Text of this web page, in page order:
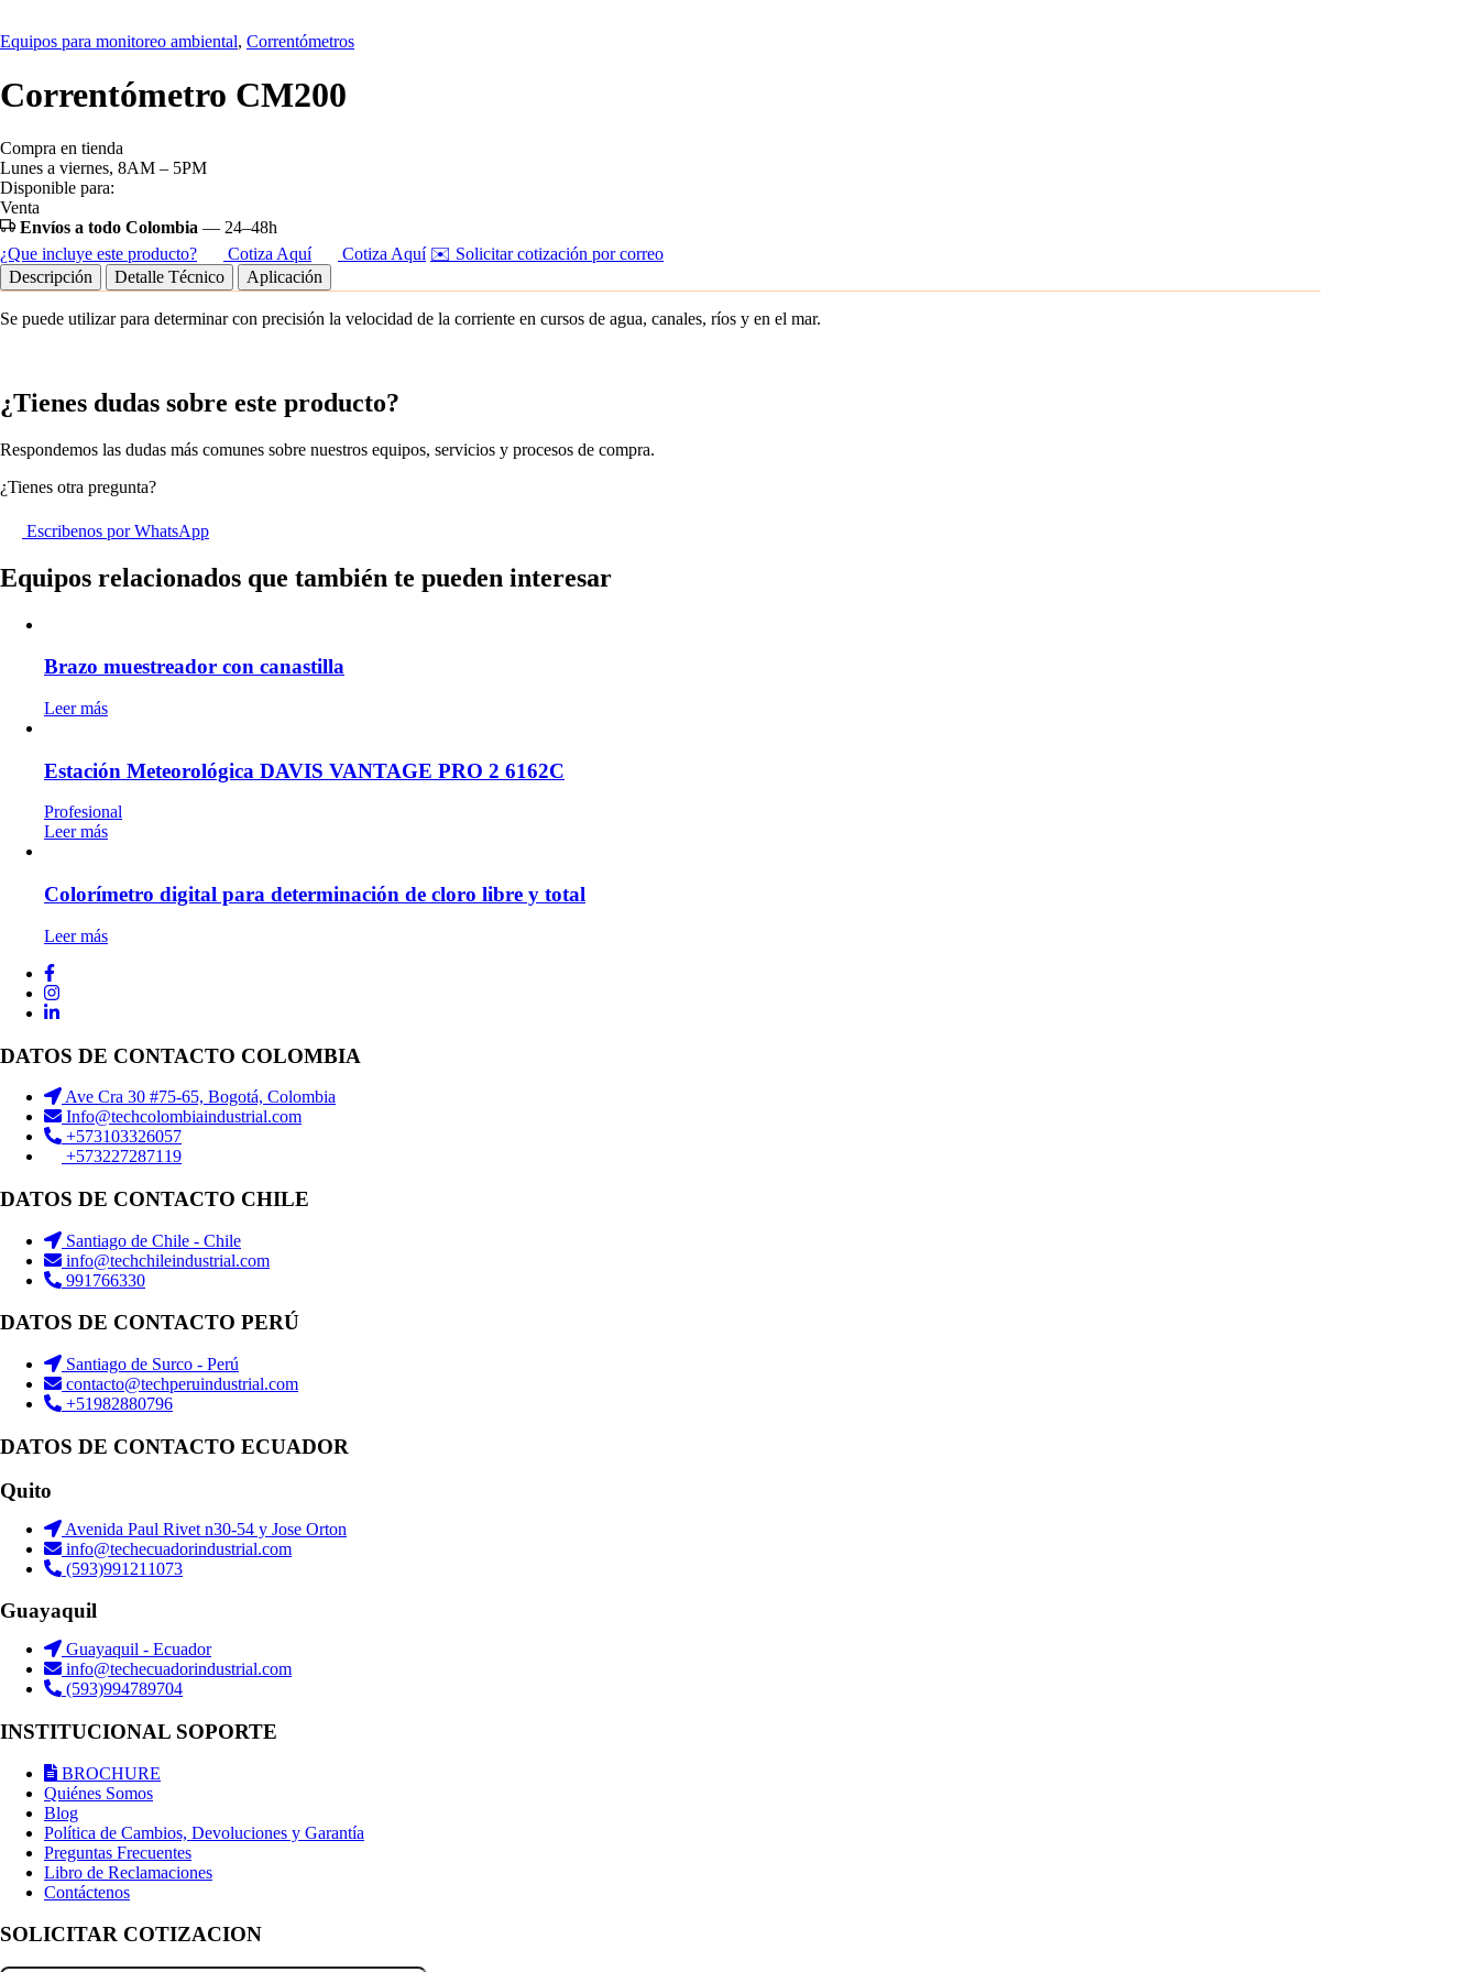
Equipos para monitoreo ambiental, Correntómetros
Correntómetro CM200
Compra en tienda
Lunes a viernes, 8AM – 5PM
Disponible para:
Venta
Envíos a todo Colombia — 24–48h
¿Que incluye este producto?
Cotiza Aquí Cotiza Aquí ✉️ Solicitar cotización por correo
Descripción
Detalle Técnico Aplicación
Se puede utilizar para determinar con precisión la velocidad de la corriente en cursos de agua, canales, ríos y en el mar.
¿Tienes dudas sobre este producto?
Respondemos las dudas más comunes sobre nuestros equipos, servicios y procesos de compra.
¿Tienes otra pregunta?
Escribenos por WhatsApp
Equipos relacionados que también te pueden interesar
Brazo muestreador con canastilla
Leer más
Estación Meteorológica DAVIS VANTAGE PRO 2 6162C
Profesional
Leer más
Colorímetro digital para determinación de cloro libre y total
Leer más
DATOS DE CONTACTO COLOMBIA
Ave Cra 30 #75-65, Bogotá, Colombia
Info@techcolombiaindustrial.com
+573103326057
+573227287119
DATOS DE CONTACTO CHILE
Santiago de Chile - Chile
info@techchileindustrial.com
991766330
DATOS DE CONTACTO PERÚ
Santiago de Surco - Perú
contacto@techperuindustrial.com
+51982880796
DATOS DE CONTACTO ECUADOR
Quito
Avenida Paul Rivet n30-54 y Jose Orton
info@techecuadorindustrial.com
(593)991211073
Guayaquil
Guayaquil - Ecuador
info@techecuadorindustrial.com
(593)994789704
INSTITUCIONAL SOPORTE
BROCHURE
Quiénes Somos
Blog
Política de Cambios, Devoluciones y Garantía
Preguntas Frecuentes
Libro de Reclamaciones
Contáctenos
SOLICITAR COTIZACION